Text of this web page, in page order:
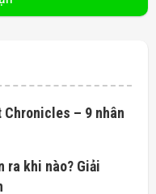
– 9 nhân
ra khi nào? Giải